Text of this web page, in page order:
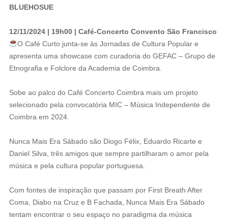
BLUEHOSUE
12/11/2024 | 19h00 | Café-Concerto Convento São Francisco
O Café Curto junta-se às Jornadas de Cultura Popular e
apresenta uma showcase com curadoria do GEFAC – Grupo de
Etnografia e Folclore da Academia de Coimbra.
️Sobe ao palco do Café Concerto Coimbra mais um projeto
selecionado pela convocatória MIC – Música Independente de
Coimbra em 2024.
Nunca Mais Era Sábado são Diogo Félix, Eduardo Ricarte e
Daniel Silva, três amigos que sempre partilharam o amor pela
música e pela cultura popular portuguesa.
Com fontes de inspiração que passam por First Breath After
Coma, Diabo na Cruz e B Fachada, Nunca Mais Era Sábado
tentam encontrar o seu espaço no paradigma da música